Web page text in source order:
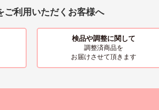
ご利用いただくお客様へ
検品や調整に関して
調整済商品を
お届けさせて頂きます